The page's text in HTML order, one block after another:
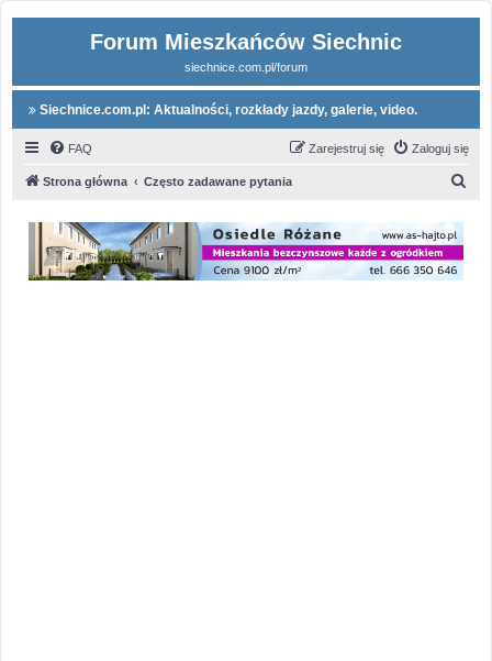
Forum Mieszkańców Siechnic
siechnice.com.pl/forum
Siechnice.com.pl: Aktualności, rozkłady jazdy, galerie, video.
FAQ Zaloguj się
Zarejestruj się
Strona główna Często zadawane pytania